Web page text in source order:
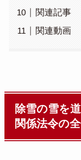
関連記事
関連動画
除雪の雪を
関係法令の